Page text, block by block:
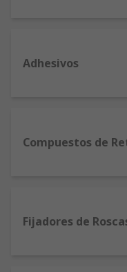
fabricantes lideres
Adhesivos
Compuestos de
Fijadores de